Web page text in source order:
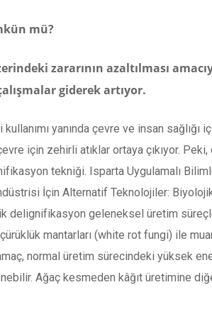
mü?
zararının azaltılması
giderek artıyor.
yanında çevre ve insan
için zehirli atıklar ortaya çıkıyor.
tekniği. Isparta Uygulamalı
İçin Alternatif Teknolojiler:
delignifikasyon geleneksel üretim
mantarları (white rot fungi) ile
normal üretim sürecindeki yüksek
Ağaç kesmeden kâğıt üretimine